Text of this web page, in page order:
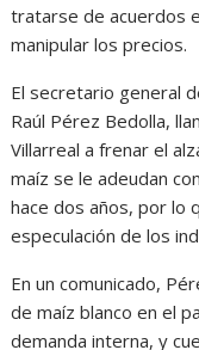
tratarse de acuerdos
manipular los precios.
El secretario general
Raúl Pérez Bedolla,
Villarreal a frenar el
maíz se le adeudan
hace dos años, por lo
especulación de los
En un comunicado,
de maíz blanco en el
demanda interna, y